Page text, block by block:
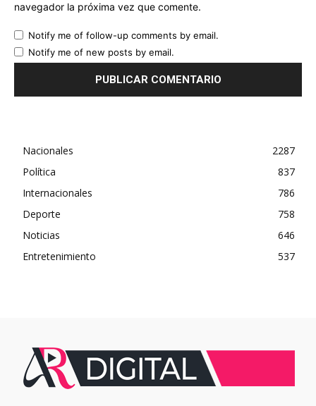
navegador la próxima vez que comente.
Notify me of follow-up comments by email.
Notify me of new posts by email.
Nacionales
2287
Política
837
Internacionales
786
Deporte
758
Noticias
646
Entretenimiento
537